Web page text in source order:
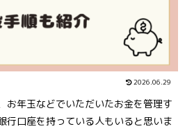
2026.06.29
お年玉などでいただいたお金を管理す
行口座を持っている人もいると思いま